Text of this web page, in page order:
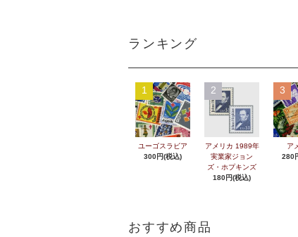
ランキング
1
ユーゴスラビア
300円(税込)
2
アメリカ 1989年
実業家ジョン
ズ・ホプキンズ
180円(税込)
3
ア
280
おすすめ商品